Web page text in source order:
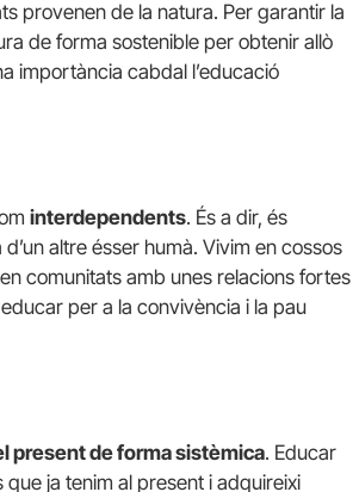
provenen de la natura. Per garantir la
de forma sostenible per obtenir allò
importància cabdal l’educació
interdependents. És a dir, és
altre ésser humà. Vivim en cossos
comunitats amb unes relacions fortes
per a la convivència i la pau
present de forma sistèmica. Educar
ja tenim al present i adquireixi